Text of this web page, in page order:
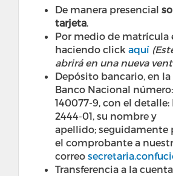
De manera presencial
tarjeta.
Por medio de matrícula
haciendo click aquí
abrirá en una nueva
Depósito bancario, en
Banco Nacional
140077-9, con el
2444-01, su nombre y
apellido; seguidamente
el comprobante a
correo
Transferencia a la